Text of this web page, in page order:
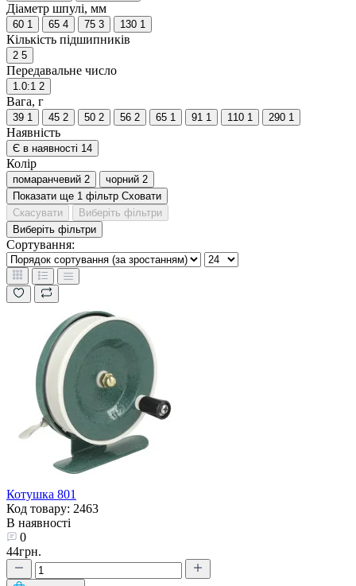
Діаметр шпулі, мм
60 1 65 4 75 3 130 1
Кількість підшипників
2 5
Передавальне число
1.0:1 2
Вага, г
39 1 45 2 50 2 56 2 65 1 91 1 110 1 290 1
Наявність
Є в наявності 14
Колір
помаранчевий 2 чорний 2
Показати ще 1 фільтр Сховати
Скасувати
Виберіть фільтри
Виберіть фільтри
Сортування:
Котушка 801
Код товару: 2463
В наявності
0
44грн.